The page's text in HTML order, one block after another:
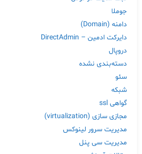
جوملا
دامنه (Domain)
دایرکت ادمین – DirectAdmin
دروپال
دسته‌بندی نشده
سئو
شبکه
گواهی ssl
مجازی سازی (virtualization)
مدیریت سرور لینوکس
مدیریت سی پنل